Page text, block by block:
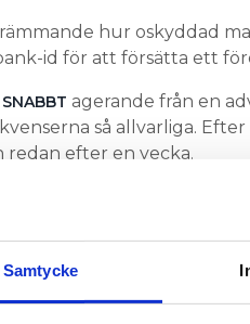
Samtycke
hur oskyddad
id för att försätta ett
agerande från en
så allvarliga.
redan efter en vecka.
fick också viss hjälp av
konkursen.
de flesta kunder fått
på manuell kredit när